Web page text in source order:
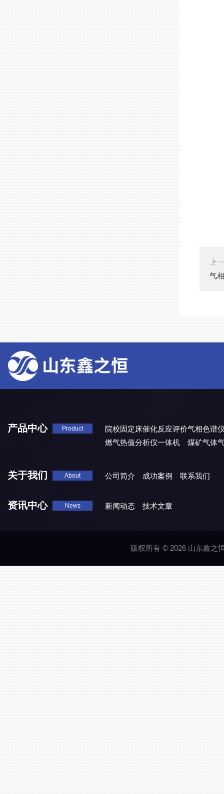
上
气
产品中心 Product
院校固定床催化反应评价气相色谱
燃气热值分析仪一体机
煤矿气体
关于我们 About 公司简介 成功案例 联系我们
资讯中心 News 新闻动态 技术文章
版权所有 © 2026 山东鑫之